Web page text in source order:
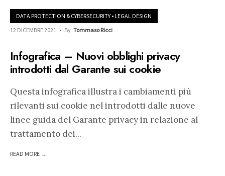
DATA PROTECTION & CYBERSECURITY •LEGAL DESIGN
12 DICEMBRE 2021 • By Tommaso Ricci
Infografica – Nuovi obblighi privacy
introdotti dal Garante sui cookie
Questa infografica illustra i cambiamenti più
rilevanti sui cookie nel introdotti dalle nuove
linee guida del Garante privacy in relazione al
trattamento dei...
READ MORE →